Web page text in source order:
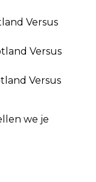
Versus
Versus
Versus
we je